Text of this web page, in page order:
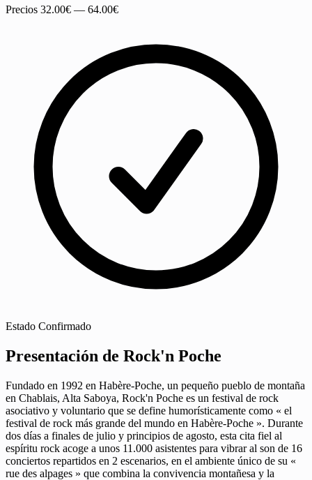
Precios 32.00€ — 64.00€
Estado Confirmado
Presentación de Rock'n Poche
Fundado en 1992 en Habère-Poche, un pequeño pueblo de montaña
en Chablais, Alta Saboya, Rock'n Poche es un festival de rock
asociativo y voluntario que se define humorísticamente como « el
festival de rock más grande del mundo en Habère-Poche ». Durante
dos días a finales de julio y principios de agosto, esta cita fiel al
espíritu rock acoge a unos 11.000 asistentes para vibrar al son de 16
conciertos repartidos en 2 escenarios, en el ambiente único de su «
rue des alpages » que combina la convivencia montañesa y la